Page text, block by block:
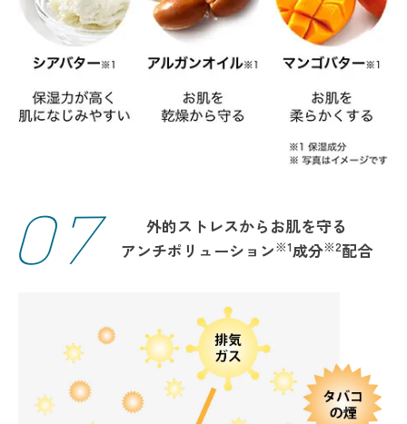
07
外的ストレスからお肌を守る
アンチポリューション※1成分※2配合